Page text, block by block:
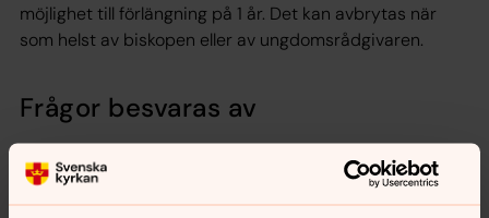
möjlighet till förlängning på 1 år. Det kan avbrytas när
som helst av biskopen eller av ungdomsrådgivaren.
Frågor besvaras av